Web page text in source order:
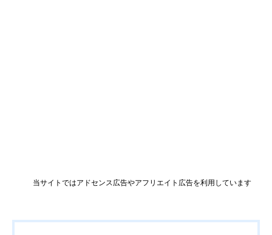
当サイトではアドセンス広告やアフリエイト広告を利用しています